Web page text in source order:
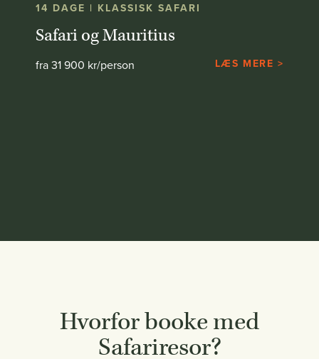
14 DAGE | KLASSISK SAFARI
Safari og Mauritius
fra 31 900 kr/person LÆS MERE >
Hvorfor booke med
Safariresor?